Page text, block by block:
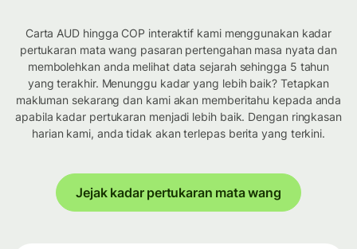
Carta AUD hingga COP interaktif kami menggunakan kadar
pertukaran mata wang pasaran pertengahan masa nyata dan
membolehkan anda melihat data sejarah sehingga 5 tahun
yang terakhir. Menunggu kadar yang lebih baik? Tetapkan
makluman sekarang dan kami akan memberitahu kepada anda
apabila kadar pertukaran menjadi lebih baik. Dengan ringkasan
harian kami, anda tidak akan terlepas berita yang terkini.
Jejak kadar pertukaran mata wang